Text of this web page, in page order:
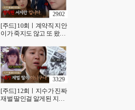
[주드] 10회ㅣ계약직 지안
이가 죽지도 않고 또 왔네
방송
29:02
[주드] 12회ㅣ지수가 진짜
재벌 딸인걸 알게된 지안
33:29